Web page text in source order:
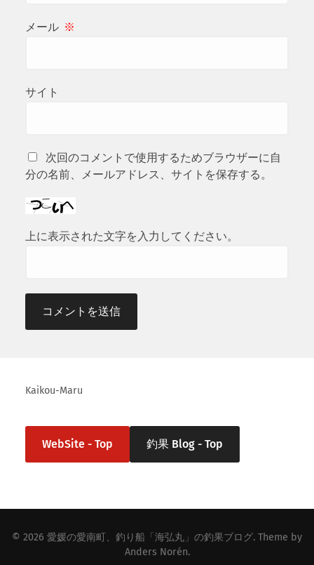
メール ※
サイト
次回のコメントで使用するためブラウザーに自
分の名前、メールアドレス、サイトを保存する。
上に表示された文字を入力してください。
Kaikou-Maru
WebSite - Top 釣果 Blog - Top
© 2026 愛媛の愛南町、釣り船「海弘丸」の釣果ブログ. Theme by
Anders Norén.